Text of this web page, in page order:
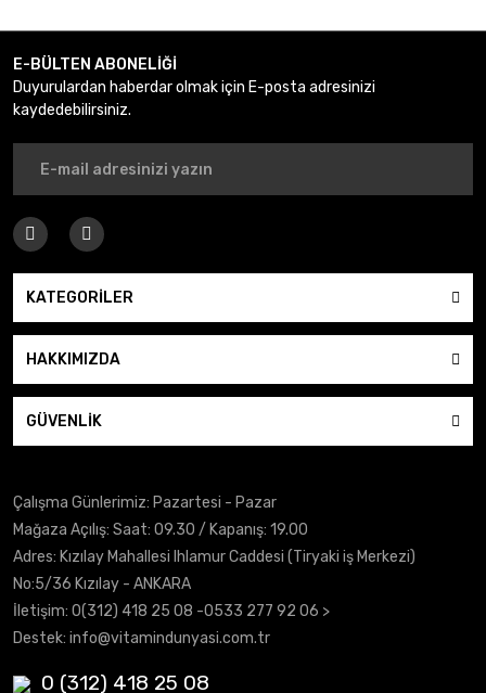
Gönder
E-BÜLTEN ABONELİĞİ
Duyurulardan haberdar olmak için E-posta adresinizi
kaydedebilirsiniz.
KATEGORİLER
HAKKIMIZDA
GÜVENLİK
Çalışma Günlerimiz: Pazartesi - Pazar
Mağaza Açılış: Saat: 09.30 / Kapanış: 19.00
Adres: Kızılay Mahallesi Ihlamur Caddesi (Tiryaki iş Merkezi)
No:5/36 Kızılay - ANKARA
İletişim: 0(312) 418 25 08 -0533 277 92 06 >
Destek: info@vitamindunyasi.com.tr
0 (312) 418 25 08